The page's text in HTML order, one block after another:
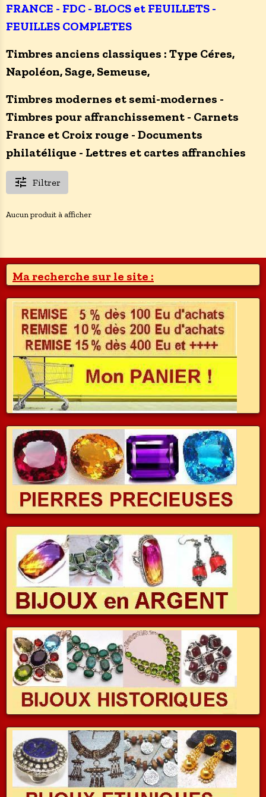
FRANCE - FDC - BLOCS et FEUILLETS -
FEUILLES COMPLETES
Timbres anciens classiques : Type Céres,
Napoléon, Sage, Semeuse,
Timbres modernes et semi-modernes -
Timbres pour affranchissement - Carnets
France et Croix rouge - Documents
philatélique - Lettres et cartes affranchies
Filtrer
Aucun produit à afficher
Ma recherche sur le site :